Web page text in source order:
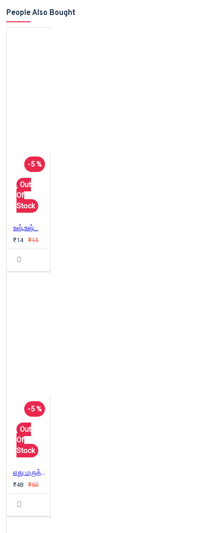
People Also Bought
-5 %
Out
Of
Stock
உஷ்,உஷ்…
₹14 ₹15
-5 %
Out
Of
Stock
எது மருத்துவம்?
₹48 ₹50